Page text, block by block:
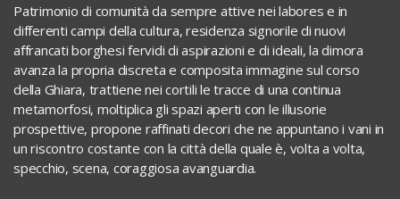
Patrimonio di comunità da sempre attive nei labores e in
differenti campi della cultura, residenza signorile di nuovi
affrancati borghesi fervidi di aspirazioni e di ideali, la dimora
avanza la propria discreta e composita immagine sul corso
della Ghiara, trattiene nei cortili le tracce di una continua
metamorfosi, moltiplica gli spazi aperti con le illusorie
prospettive, propone raffinati decori che ne appuntano i vani in
un riscontro costante con la città della quale è, volta a volta,
specchio, scena, coraggiosa avanguardia.